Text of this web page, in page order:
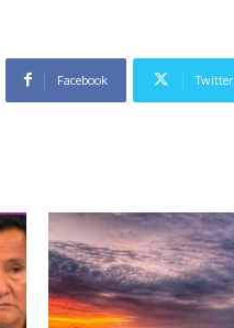
Facebook Twitter